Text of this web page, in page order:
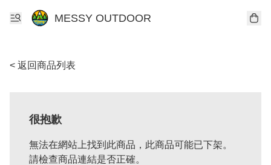
MESSY OUTDOOR
< 返回商品列表
很抱歉
無法在網站上找到此商品，此商品可能已下架。
請檢查商品連結是否正確。